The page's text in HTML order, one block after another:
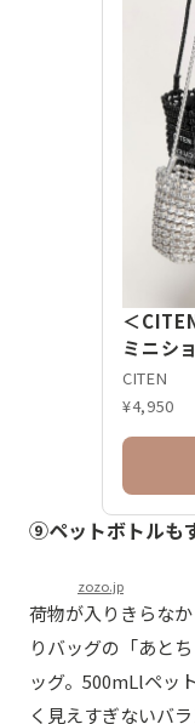
＜
ミニシ
CITEN
¥4,950
⑨ペットボトルも
zozo.jp
荷物が入りきらな
りバッグの「あと
ッグ。500mLlペッ
く見えすぎないバ